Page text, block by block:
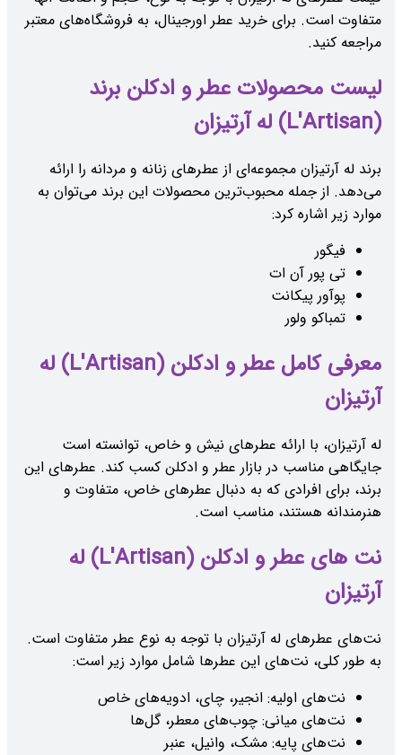
متفاوت است. برای خرید عطر اورجینال، به فروشگاه‌های معتبر
مراجعه کنید.
لیست محصولات عطر و ادکلن برند
(L'Artisan) له آرتیزان
برند له آرتیزان مجموعه‌ای از عطرهای زنانه و مردانه را ارائه
می‌دهد. از جمله محبوب‌ترین محصولات این برند می‌توان به
موارد زیر اشاره کرد:
فیگور
تی پور آن ات
پوآور پیکانت
تمباکو ولور
معرفی کامل عطر و ادکلن (L'Artisan) له
آرتیزان
له آرتیزان، با ارائه عطرهای نیش و خاص، توانسته است
جایگاهی مناسب در بازار عطر و ادکلن کسب کند. عطرهای این
برند، برای افرادی که به دنبال عطرهای خاص، متفاوت و
هنرمندانه هستند، مناسب است.
نت های عطر و ادکلن (L'Artisan) له
آرتیزان
نت‌های عطرهای له آرتیزان با توجه به نوع عطر متفاوت است.
به طور کلی، نت‌های این عطرها شامل موارد زیر است:
نت‌های اولیه: انجیر، چای، ادویه‌های خاص
نت‌های میانی: چوب‌های معطر، گل‌ها
نت‌های پایه: مشک، وانیل، عنبر